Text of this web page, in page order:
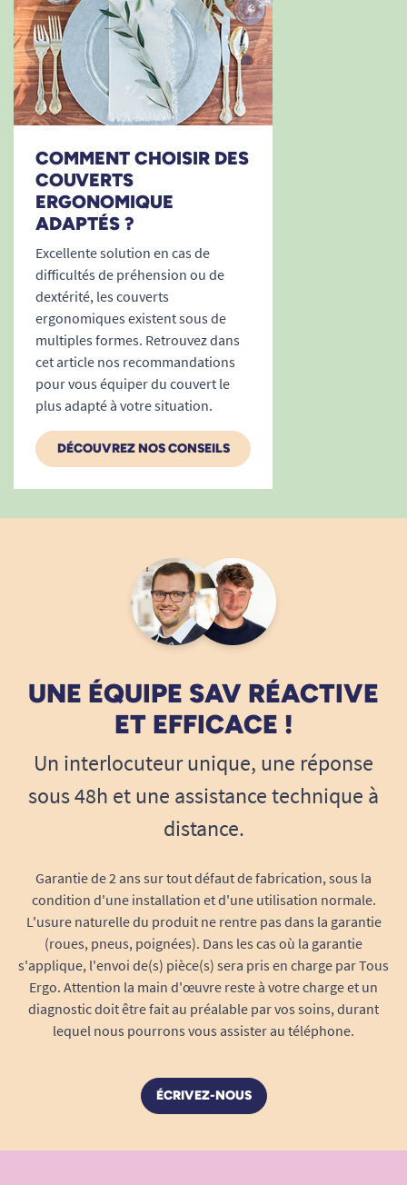
COMMENT CHOISIR DES
COUVERTS
ERGONOMIQUE
ADAPTÉS ?
Excellente solution en cas de
difficultés de préhension ou de
dextérité, les couverts
ergonomiques existent sous de
multiples formes. Retrouvez dans
cet article nos recommandations
pour vous équiper du couvert le
plus adapté à votre situation.
DÉCOUVREZ NOS CONSEILS
UNE ÉQUIPE SAV RÉACTIVE
ET EFFICACE !
Un interlocuteur unique, une réponse
sous 48h et une assistance technique à
distance.
Garantie de 2 ans sur tout défaut de fabrication, sous la
condition d'une installation et d'une utilisation normale.
L'usure naturelle du produit ne rentre pas dans la garantie
(roues, pneus, poignées). Dans les cas où la garantie
s'applique, l'envoi de(s) pièce(s) sera pris en charge par Tous
Ergo. Attention la main d'œuvre reste à votre charge et un
diagnostic doit être fait au préalable par vos soins, durant
lequel nous pourrons vous assister au téléphone.
ÉCRIVEZ-NOUS